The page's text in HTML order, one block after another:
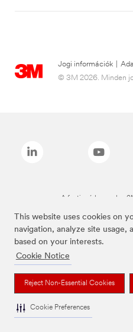
This website uses cookies on
navigation, analyze site usage,
based on your interests.
Cookie Notice
Reject Non-Essential Cookies
Cookie Preferences
Jogi információk
© 3M 2026. Minden
A fenti márkanevek a